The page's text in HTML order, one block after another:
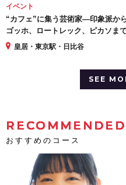
イベント
“カフェ”に集う芸術家―印象派か
ゴッホ、ロートレック、ピカソま
皇居・東京駅・日比谷
SEE
おすすめのコース